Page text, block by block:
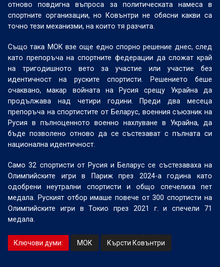
отново повдигна въпроса за политическата намеса в
спортните организации, но Ковънтри не обясни какви са
точно тези механизми, на които тя разчита.
Също така МОК взе още едно спорно решение днес, след
като препоръча на спортните федерации да сложат край
на тригодишното вето за участие или участие без
идентичност на руските спортисти. Решението беше
очаквано, макар войната на Русия срещу Украйна да
продължава над четири години. Преди два месеца
препоръча на спортистите от Беларус, военния съюзник на
Русия в пълноценното военно нахлуване в Украйна, да
бъде позволено отново да се състезават с пълната си
национална идентичност.
Само 32 спортисти от Русия и Беларус се състезаваха на
Олимпийските игри в Париж през 2024-а година като
одобрени неутрални спортисти и общо спечелиха пет
медала. Руският отбор имаше повече от 300 спортисти на
Олимпийските игри в Токио през 2021 г. и спечели 71
медала.
Ключови думи: МОК Кърсти Ковънтри